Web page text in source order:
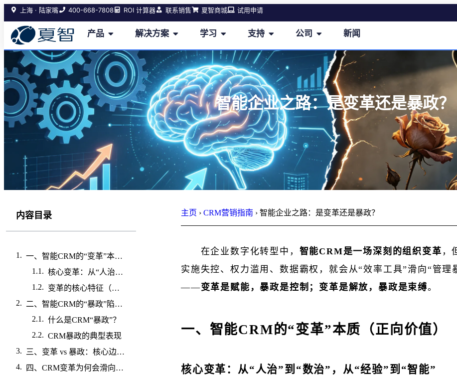
上海 · 陆家嘴 400-668-7808 ROI 计算器 联系销售 夏智商城 试用申请
产品 解决方案 学习 支持 公司 新闻
智能企业之路：是变革还是暴政？
内容目录
一、智能CRM的“变革”本质（正向价值）
核心变革：从“人治”到“数治”，从“经验”到“智能”
变革的核心特征（正向）
二、智能CRM的“暴政”陷阱（负面异化）
什么是CRM“暴政”？
CRM暴政的典型表现
三、变革 vs 暴政：核心边界（一眼分清）
四、CRM变革为何会滑向暴政？（三大陷阱）
主页 › CRM营销指南 ›智能企业之路：是变革还是暴政？
在企业数字化转型中， 智能CRM是一场深刻的组织变革 ，
实施失控、权力滥用、数据霸权，就会从“效率工具”滑向“管理
——变革是赋能，暴政是控制；变革是解放，暴政是束缚。
一、智能CRM的“变革”本质（正向价值）
核心变革：从“人治”到“数治”，从“经验”到“智能”